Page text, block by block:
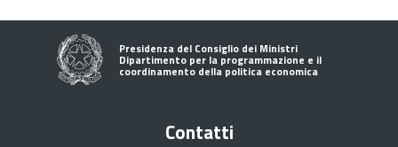
Presidenza del Consiglio dei Ministri
Dipartimento per la programmazione e il
coordinamento della politica economica
Contatti